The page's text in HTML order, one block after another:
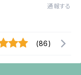
通報する
(86)